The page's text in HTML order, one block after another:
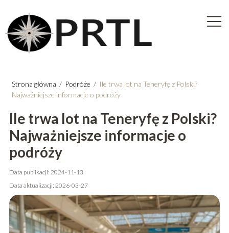
Strona główna / Podróże / Ile trwa lot na Teneryfę z Polski?
Najważniejsze informacje o podróży
Ile trwa lot na Teneryfę z Polski?
Najważniejsze informacje o
podróży
Data publikacji: 2024-11-13
Data aktualizacji: 2026-03-27